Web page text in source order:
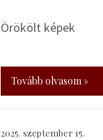
Örökölt képek
Tovább olvasom »
2025. szeptember 15.